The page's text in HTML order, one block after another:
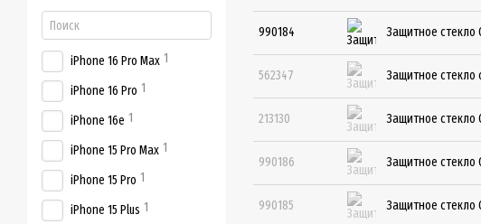
990184 Защитное стекло
562347 Защитное стекло
213130 Защитное стекло
990186 Защитное стекло
990185 Защитное стекло
iPhone 16 Pro Max 1
iPhone 16 Pro 1
iPhone 16e 1
iPhone 15 Pro Max 1
iPhone 15 Pro 1
iPhone 15 Plus 1